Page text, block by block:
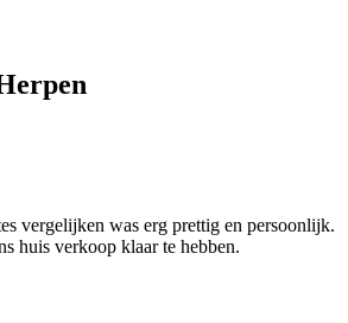
vergelijken was erg prettig en persoonlijk.
huis verkoop klaar te hebben.